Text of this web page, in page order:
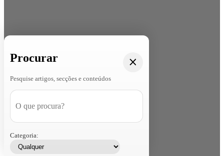
Procurar
Pesquise artigos, secções e conteúdos
Categoria: